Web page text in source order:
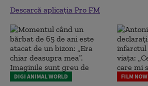
Descarcă aplicația Pro FM
DIGI ANIMAL WORLD FILM NOW